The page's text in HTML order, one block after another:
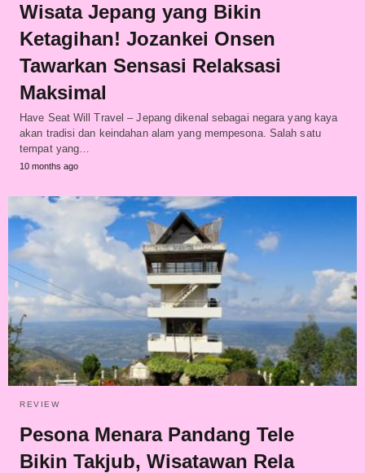
Wisata Jepang yang Bikin
Ketagihan! Jozankei Onsen
Tawarkan Sensasi Relaksasi
Maksimal
Have Seat Will Travel – Jepang dikenal sebagai negara yang kaya
akan tradisi dan keindahan alam yang mempesona. Salah satu
tempat yang…
10 months ago
REVIEW
Pesona Menara Pandang Tele
Bikin Takjub, Wisatawan Rela